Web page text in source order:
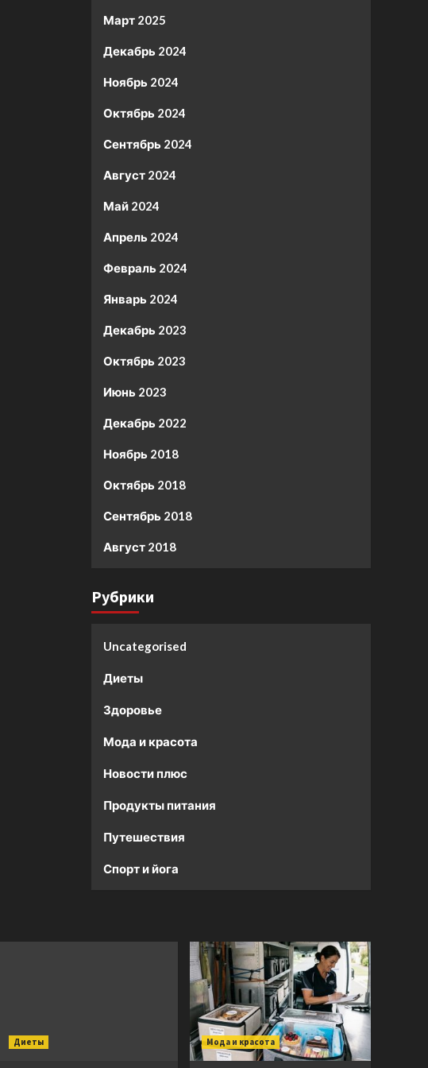
Март 2025
Декабрь 2024
Ноябрь 2024
Октябрь 2024
Сентябрь 2024
Август 2024
Май 2024
Апрель 2024
Февраль 2024
Январь 2024
Декабрь 2023
Октябрь 2023
Июнь 2023
Декабрь 2022
Ноябрь 2018
Октябрь 2018
Сентябрь 2018
Август 2018
Рубрики
Uncategorised
Диеты
Здоровье
Мода и красота
Новости плюс
Продукты питания
Путешествия
Спорт и йога
Диеты Мода и красота